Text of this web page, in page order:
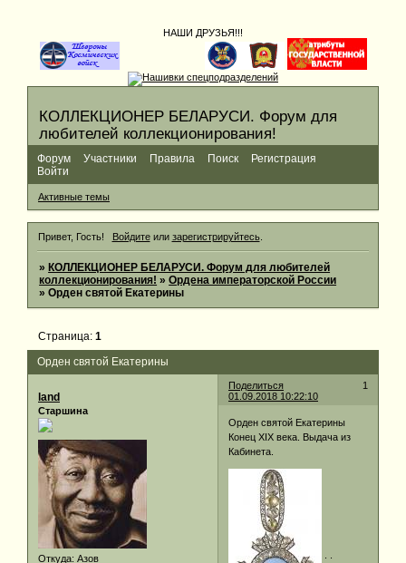
НАШИ ДРУЗЬЯ!!!
КОЛЛЕКЦИОНЕР БЕЛАРУСИ. Форум для
любителей коллекционирования!
Форум Участники Правила Поиск
Регистрация
Войти
Активные темы
Привет, Гость! Войдитеили зарегистрируйтесь.
»КОЛЛЕКЦИОНЕР БЕЛАРУСИ. Форум для любителей
коллекционирования! »Ордена императорской России
»Орден святой Екатерины
Орден святой Екатерины
Страница:1
Поделиться
1
01.09.2018 10:22:10
land
Старшина
Откуда: Азов
Орден святой Екатерины
Конец XIX века. Выдача из
Кабинета.